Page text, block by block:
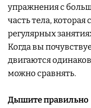
упражнения с
часть тела, которая
регулярных
Когда вы
двигаются
можно сравнять.
Дышите правильно